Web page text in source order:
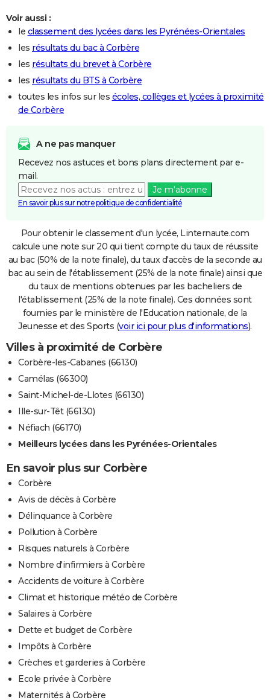
Voir aussi :
le classement des lycées dans les Pyrénées-Orientales
les résultats du bac à Corbère
les résultats du brevet à Corbère
les résultats du BTS à Corbère
toutes les infos sur les écoles, collèges et lycées à proximité
de Corbère
A ne pas manquer
Recevez nos astuces et bons plans directement par e-
mail.
Je m'abonne
En savoir plus sur notre politique de confidentialité
Pour obtenir le classement d'un lycée, Linternaute.com
calcule une note sur 20 qui tient compte du taux de réussite
au bac (50% de la note finale), du taux d'accès de la seconde au
bac au sein de l'établissement (25% de la note finale) ainsi que
du taux de mentions obtenues par les bacheliers de
l'établissement (25% de la note finale). Ces données sont
fournies par le ministère de l'Education nationale, de la
Jeunesse et des Sports (voir ici pour plus d'informations).
Villes à proximité de Corbère
Corbère-les-Cabanes (66130)
Camélas (66300)
Saint-Michel-de-Llotes (66130)
Ille-sur-Têt (66130)
Néfiach (66170)
Meilleurs lycées dans les Pyrénées-Orientales
En savoir plus sur Corbère
Corbère
Avis de décès à Corbère
Délinquance à Corbère
Pollution à Corbère
Risques naturels à Corbère
Nombre d'infirmiers à Corbère
Accidents de voiture à Corbère
Climat et historique météo de Corbère
Salaires à Corbère
Dette et budget de Corbère
Impôts à Corbère
Crèches et garderies à Corbère
Ecole privée à Corbère
Maternités à Corbère